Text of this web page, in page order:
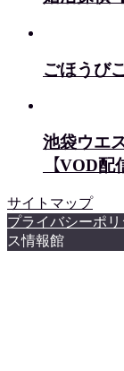
ごほうび
池袋ウエ
【VOD配
サイトマップ
プライバシーポリ
ス情報館